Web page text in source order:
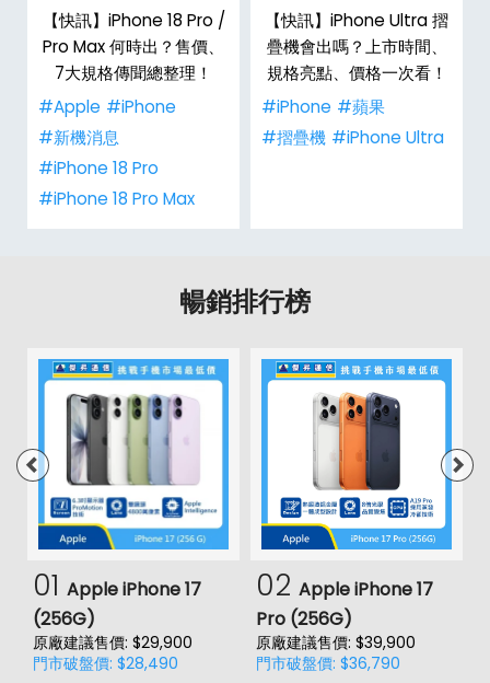
【快訊】iPhone 18 Pro /
Pro Max 何時出？售價、
7大規格傳聞總整理！
#Apple #iPhone
#新機消息
#iPhone 18 Pro
#iPhone 18 Pro Max
【快訊】iPhone Ultra 摺
疊機會出嗎？上市時間、
規格亮點、價格一次看！
#iPhone #蘋果
#摺疊機 #iPhone Ultra
暢銷排行榜
01 Apple iPhone 17
(256G)
原廠建議售價: $29,900
門市破盤價: $28,490
02 Apple iPhone 17
Pro (256G)
原廠建議售價: $39,900
門市破盤價: $36,790